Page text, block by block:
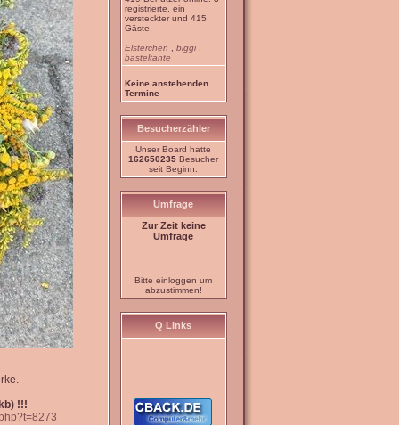
!!!
registrierte, ein
versteckter und 415
Gäste.
Elsterchen
biggi
basteltante
Keine anstehenden
Termine
Besucherzähler
Unser Board hatte
162650235 Besucher
seit Beginn.
Umfrage
Zur Zeit keine
Umfrage
Bitte einloggen um
abzustimmen!
Q Links